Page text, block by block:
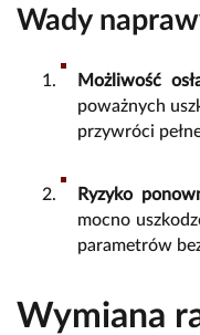
Wady
Możliwość
poważnych
przywróci
Ryzyko
mocno
parametrów
Wymiana